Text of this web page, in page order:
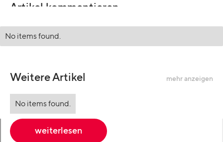
Artikel kommentieren
No items found.
Weitere Artikel mehr anzeigen
No items found.
weiterlesen